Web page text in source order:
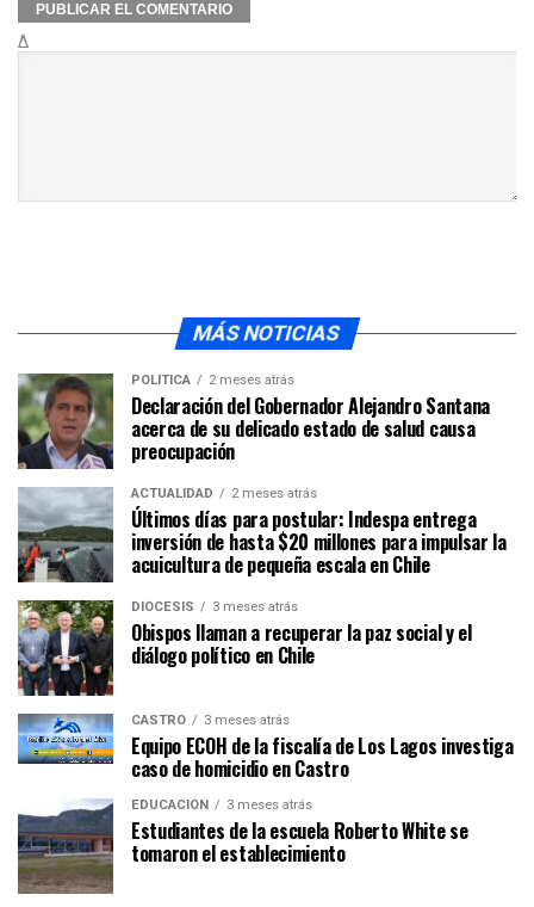
Δ
MÁS NOTICIAS
POLÍTICA 2 meses atrás
Declaración del Gobernador Alejandro Santana
acerca de su delicado estado de salud causa
preocupación
ACTUALIDAD 2 meses atrás
Últimos días para postular: Indespa entrega
inversión de hasta $20 millones para impulsar la
acuicultura de pequeña escala en Chile
DIÓCESIS 3 meses atrás
Obispos llaman a recuperar la paz social y el
diálogo político en Chile
CASTRO 3 meses atrás
Equipo ECOH de la fiscalía de Los Lagos investiga
caso de homicidio en Castro
EDUCACIÓN 3 meses atrás
Estudiantes de la escuela Roberto White se
tomaron el establecimiento